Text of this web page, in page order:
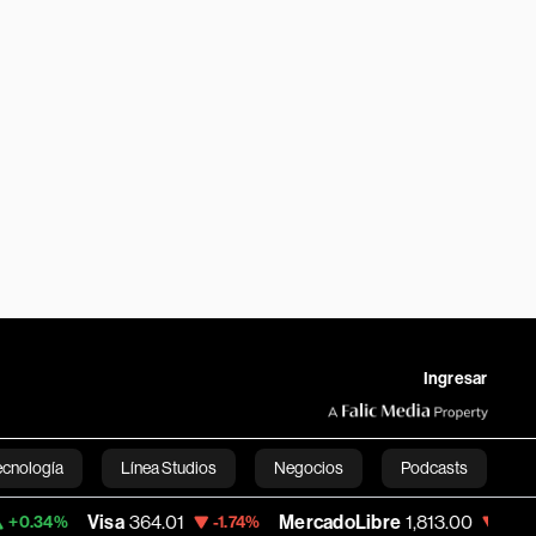
Ingresar
Línea Studios Negocios Podcasts
English
364.01 -1.74% MercadoLibre 1,813.00 -0.62%